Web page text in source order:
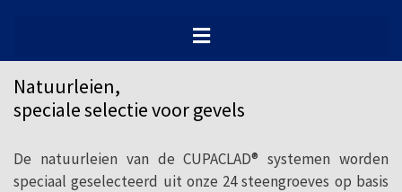
De CUPACLAD® systemen werden
ontwikkeld naar aanleiding van de
behoefte om natuurleien aan te passen
aan de nieuwe architectonische stijlen en
duurzame constructie vereisen.
Natuurleien,
speciale selectie voor gevels
De natuurleien van de CUPACLAD® systemen worden
speciaal geselecteerd uit onze 24 steengroeves op basis